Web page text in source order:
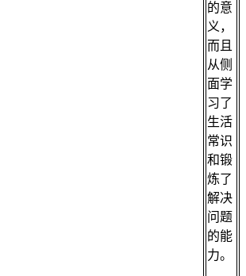
的意
义，
而且
从侧
面学
习了
生活
常识
和锻
炼了
解决
问题
的能
力。